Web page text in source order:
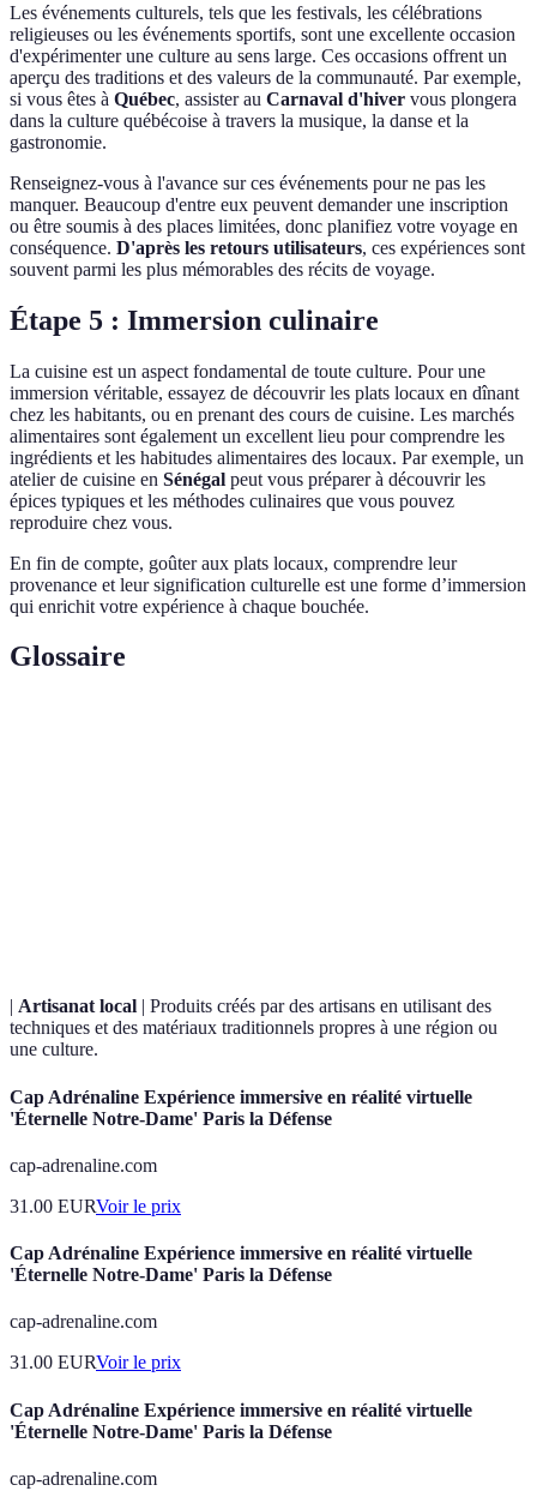
Les événements culturels, tels que les festivals, les célébrations
religieuses ou les événements sportifs, sont une excellente occasion
d'expérimenter une culture au sens large. Ces occasions offrent un
aperçu des traditions et des valeurs de la communauté. Par exemple,
si vous êtes à Québec, assister au Carnaval d'hiver vous plongera
dans la culture québécoise à travers la musique, la danse et la
gastronomie.
Renseignez-vous à l'avance sur ces événements pour ne pas les
manquer. Beaucoup d'entre eux peuvent demander une inscription
ou être soumis à des places limitées, donc planifiez votre voyage en
conséquence. D'après les retours utilisateurs, ces expériences sont
souvent parmi les plus mémorables des récits de voyage.
Étape 5 : Immersion culinaire
La cuisine est un aspect fondamental de toute culture. Pour une
immersion véritable, essayez de découvrir les plats locaux en dînant
chez les habitants, ou en prenant des cours de cuisine. Les marchés
alimentaires sont également un excellent lieu pour comprendre les
ingrédients et les habitudes alimentaires des locaux. Par exemple, un
atelier de cuisine en Sénégal peut vous préparer à découvrir les
épices typiques et les méthodes culinaires que vous pouvez
reproduire chez vous.
En fin de compte, goûter aux plats locaux, comprendre leur
provenance et leur signification culturelle est une forme d’immersion
qui enrichit votre expérience à chaque bouchée.
Glossaire
| Artisanat local | Produits créés par des artisans en utilisant des
techniques et des matériaux traditionnels propres à une région ou
une culture.
Cap Adrénaline Expérience immersive en réalité virtuelle
'Éternelle Notre-Dame' Paris la Défense
cap-adrenaline.com
31.00 EURVoir le prix
Cap Adrénaline Expérience immersive en réalité virtuelle
'Éternelle Notre-Dame' Paris la Défense
cap-adrenaline.com
31.00 EURVoir le prix
Cap Adrénaline Expérience immersive en réalité virtuelle
'Éternelle Notre-Dame' Paris la Défense
cap-adrenaline.com